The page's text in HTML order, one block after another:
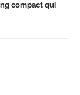
compact qui